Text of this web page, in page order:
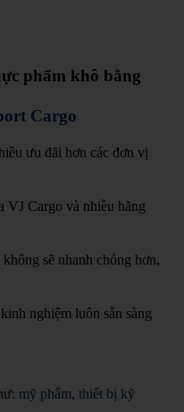
phẩm khô bằng
Cargo
ưu đãi hơn các đơn vị
VJ Cargo và nhiều hãng
sẽ nhanh chóng hơn,
nghiệm luôn sẵn sàng
mỹ phẩm, thiết bị kỹ